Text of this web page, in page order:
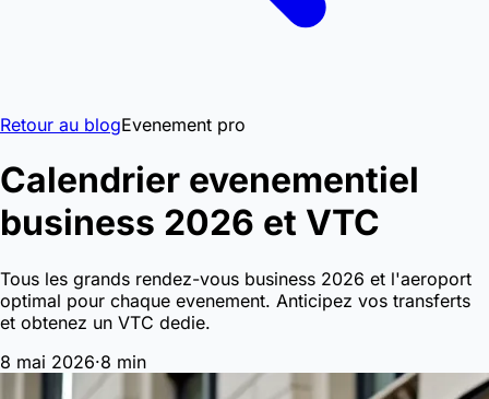
Retour au blogEvenement pro
Calendrier evenementiel
business 2026 et VTC
Tous les grands rendez-vous business 2026 et l'aeroport
optimal pour chaque evenement. Anticipez vos transferts
et obtenez un VTC dedie.
8 mai 2026·8 min